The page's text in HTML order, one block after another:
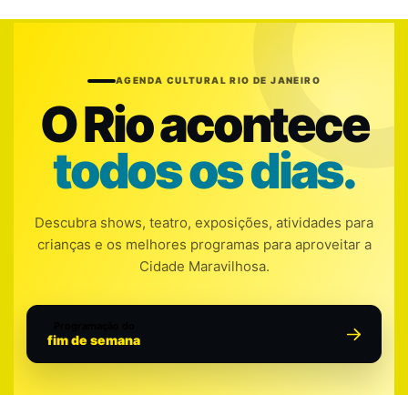
AGENDA CULTURAL RIO DE JANEIRO
O Rio acontece
todos os dias.
Descubra shows, teatro, exposições, atividades para
crianças e os melhores programas para aproveitar a
Cidade Maravilhosa.
fim de semana